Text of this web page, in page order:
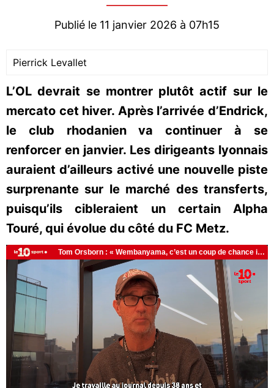
Publié le 11 janvier 2026 à 07h15
Pierrick Levallet
L’OL devrait se montrer plutôt actif sur le
mercato cet hiver. Après l’arrivée d’Endrick,
le club rhodanien va continuer à se
renforcer en janvier. Les dirigeants lyonnais
auraient d’ailleurs activé une nouvelle piste
surprenante sur le marché des transferts,
puisqu’ils cibleraient un certain Alpha
Touré, qui évolue du côté du FC Metz.